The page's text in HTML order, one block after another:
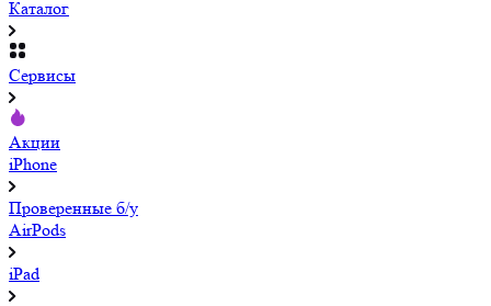
Каталог
Сервисы
Акции
iPhone
Проверенные б/у
AirPods
iPad